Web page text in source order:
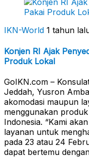
IKN-World 1 tahun
Konjen RI Ajak
Produk Lokal
GoIKN.com –
Jeddah, Yusron
akomodasi maupun
menggunakan
Indonesia. “Kami
layanan untuk
pada 23 atau 24
dapat bertemu